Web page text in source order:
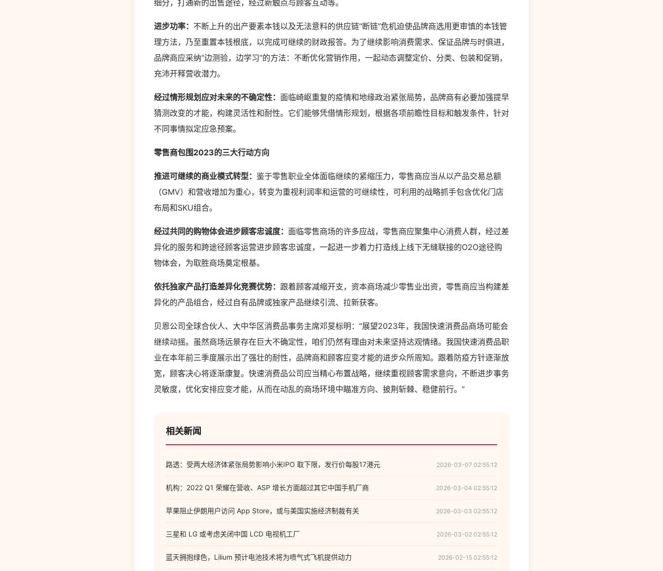
细分，打通新的出售途径，经过新触点与顾客互动等。
进步功率： 不断上升的出产要素本钱以及无法意料的供应链“断链”危机迫使品牌商选用更审慎的本钱管
理方法，乃至重置本钱根底，以完成可继续的财政报答。为了继续影响消费需求、保证品牌与时俱进，
品牌商应采纳“边测验，边学习”的方法：不断优化营销作用，一起动态调整定价、分类、包装和促销，
充沛开释营收潜力。
经过情形规划应对未来的不确定性： 面临崎岖重复的疫情和地缘政治紧张局势，品牌商有必要加强提早
猜测改变的才能，构建灵活性和耐性。它们能够凭借情形规划，根据各项前瞻性目标和触发条件，针对
不同事情拟定应急预案。
零售商包围2023的三大行动方向
推进可继续的商业模式转型： 鉴于零售职业全体面临继续的紧缩压力，零售商应当从以产品交易总额
（GMV）和营收增加为重心，转变为重视利润率和运营的可继续性，可利用的战略抓手包含优化门店
布局和SKU组合。
经过共同的购物体会进步顾客忠诚度： 面临零售商场的许多应战，零售商应聚集中心消费人群，经过差
异化的服务和跨途径顾客运营进步顾客忠诚度，一起进一步着力打造线上线下无缝联接的O2O途径购
物体会，为取胜商场奠定根基。
依托独家产品打造差异化竞赛优势： 跟着顾客减缩开支，资本商场减少零售业出资，零售商应当构建差
异化的产品组合，经过自有品牌或独家产品继续引流、拉新获客。
贝恩公司全球合伙人、大中华区消费品事务主席邓旻标明：“展望2023年，我国快速消费品商场可能会
继续动摇。虽然商场远景存在巨大不确定性，咱们仍然有理由对未来坚持达观情绪。我国快速消费品职
业在本年前三季度展示出了强壮的耐性，品牌商和顾客应变才能的进步众所周知。跟着防疫方针逐渐放
宽，顾客决心将逐渐康复。快速消费品公司应当精心布置战略，继续重视顾客需求意向，不断进步事务
灵敏度，优化安排应变才能，从而在动乱的商场环境中瞄准方向、披荆斩棘、稳健前行。”
相关新闻
路透：受两大经济体紧张局势影响小米IPO 取下限，发行价每股17港元 2026-03-07 02:55:12
机构：2022 Q1 荣耀在营收、ASP 增长方面超过其它中国手机厂商 2026-03-04 02:55:12
苹果阻止伊朗用户访问 App Store，或与美国实施经济制裁有关 2026-03-03 02:55:12
三星和 LG 或考虑关闭中国 LCD 电视机工厂 2026-03-02 02:55:12
蓝天拥抱绿色，Lilium 预计电池技术将为喷气式飞机提供动力 2026-02-15 02:55:12